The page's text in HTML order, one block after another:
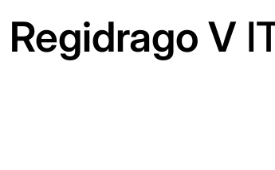
Regidrago V